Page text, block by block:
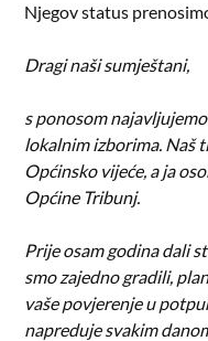
Njegov status
Dragi naši sumještani,
s ponosom
lokalnim izborima. Naš
Općinsko vijeće, a ja
Općine Tribunj.
Prije osam godina dali
smo zajedno gradili,
vaše povjerenje u
napreduje svakim